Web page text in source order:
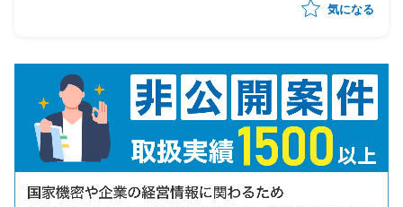
-対応方針を決め、関係者へ対応の依頼
-脅威インテリジェンスを含めた脆弱性情報の対応要否
やリスク判断と対応方針を決め、関係者への対応依頼
-インシデント発生時のインシデント対応
-影響しているシステムへの対応とベンダーとの連携
気になる